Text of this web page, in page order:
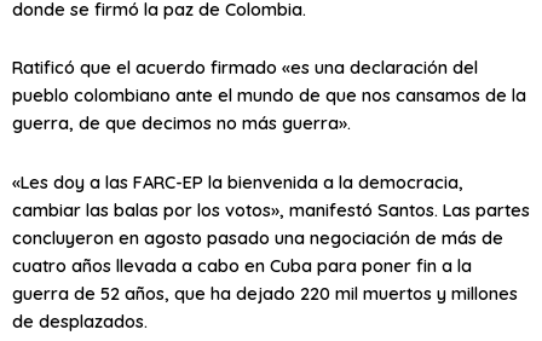
donde se firmó la paz de Colombia.
Ratificó que el acuerdo firmado «es una declaración del
pueblo colombiano ante el mundo de que nos cansamos de la
guerra, de que decimos no más guerra».
«Les doy a las FARC-EP la bienvenida a la democracia,
cambiar las balas por los votos», manifestó Santos. Las partes
concluyeron en agosto pasado una negociación de más de
cuatro años llevada a cabo en Cuba para poner fin a la
guerra de 52 años, que ha dejado 220 mil muertos y millones
de desplazados.